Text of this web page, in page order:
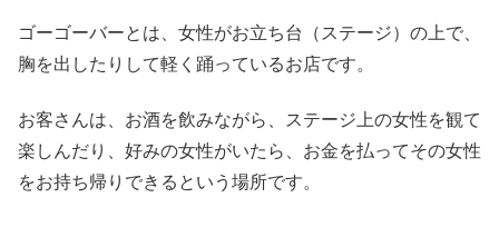
ゴーゴーバーとは、女性がお立ち台（ステージ）の上で、
胸を出したりして軽く踊っているお店です。
お客さんは、お酒を飲みながら、ステージ上の女性を観て
楽しんだり、好みの女性がいたら、お金を払ってその女性
をお持ち帰りできるという場所です。